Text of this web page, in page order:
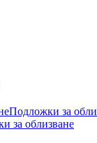
Подложки за
за облизване